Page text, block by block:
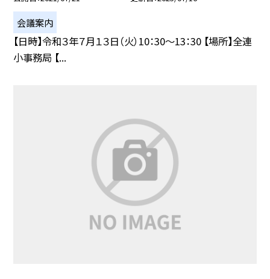
会議案内
【日時】令和３年７月１３日（火）10：30〜13：30 【場所】全連
小事務局 【...